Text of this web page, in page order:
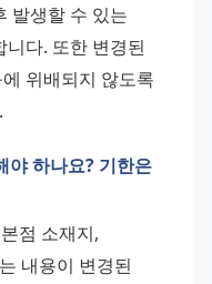
발생할 수 있는
다. 또한 변경된
위배되지 않도록
야 하나요? 기한은
점 소재지,
내용이 변경된